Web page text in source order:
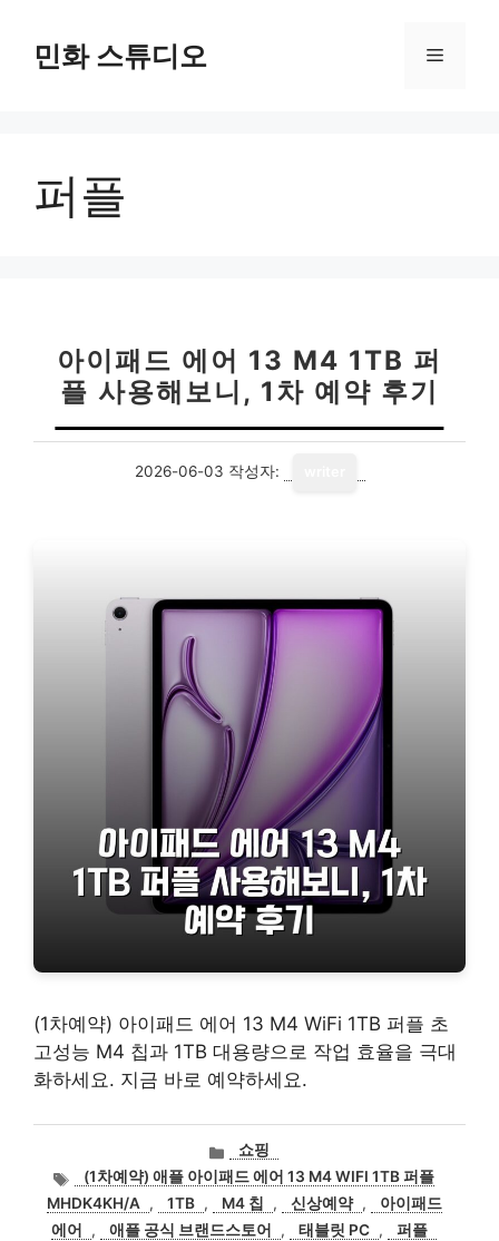
민화 스튜디오 메
퍼플
아이패드 에어 13 M4 1TB 퍼
플 사용해보니, 1차 예약 후기
2026-06-03 작성자:
(1차예약) 아이패드 에어 13 M4 WiFi 1TB 퍼플 초
고성능 M4 칩과 1TB 대용량으로 작업 효율을 극대
화하세요. 지금 바로 예약하세요.
카
테
고
리
쇼핑
태
그
(1차예약) 애플 아이패드 에어 13 M4 WIFI 1TB 퍼플
MHDK4KH/A
, 1TB , M4 칩 , 신상예약 ,
아이패드
에어
, 애플 공식 브랜드스토어 , 태블릿 PC , 퍼플